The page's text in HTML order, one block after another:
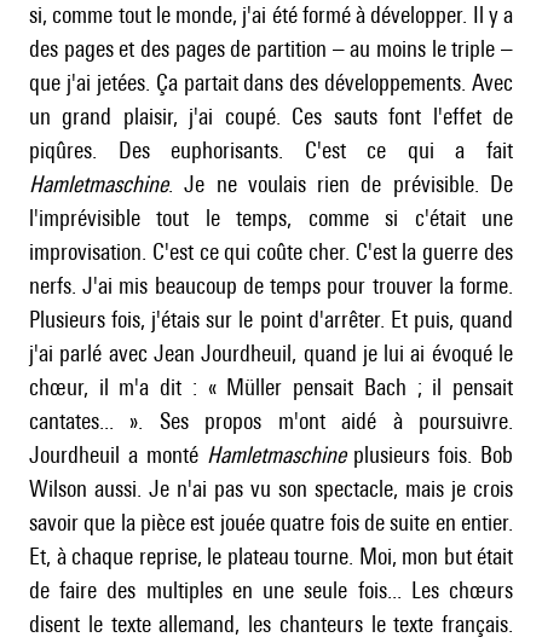
si, comme tout le monde, j'ai été formé à développer. Il y a
des pages et des pages de partition – au moins le triple –
que j'ai jetées. Ça partait dans des développements. Avec
un grand plaisir, j'ai coupé. Ces sauts font l'effet de
piqûres. Des euphorisants. C'est ce qui a fait
Hamletmaschine. Je ne voulais rien de prévisible. De
l'imprévisible tout le temps, comme si c'était une
improvisation. C'est ce qui coûte cher. C'est la guerre des
nerfs. J'ai mis beaucoup de temps pour trouver la forme.
Plusieurs fois, j'étais sur le point d'arrêter. Et puis, quand
j'ai parlé avec Jean Jourdheuil, quand je lui ai évoqué le
chœur, il m'a dit : « Müller pensait Bach ; il pensait
cantates... ». Ses propos m'ont aidé à poursuivre.
Jourdheuil a monté Hamletmaschineplusieurs fois. Bob
Wilson aussi. Je n'ai pas vu son spectacle, mais je crois
savoir que la pièce est jouée quatre fois de suite en entier.
Et, à chaque reprise, le plateau tourne. Moi, mon but était
de faire des multiples en une seule fois... Les chœurs
disent le texte allemand, les chanteurs le texte français.